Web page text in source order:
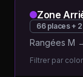
Zone
66places + 2
Rangées M
Filtrer par